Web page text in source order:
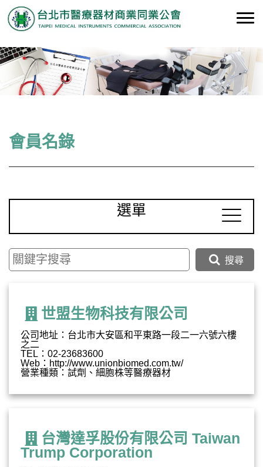
會員名錄
選單
搜尋
世盟生物科技有限公司
公司地址：台北市大安區和平東路一段二一六號六樓
之二
TEL：02-23683600
Web：http://www.unionbiomed.com.tw/
營業種類：試劑、細胞株等醫療器材
台灣達孚股份有限公司 Taiwan
Trump Corporation